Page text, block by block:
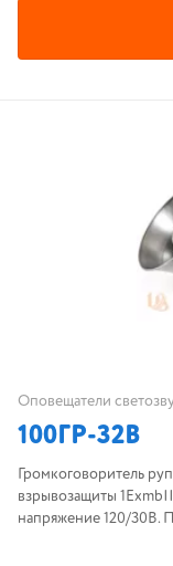
Оповещатели
100ГР-32В
Громкоговоритель
взрывозащиты
напряжение 120/30В.